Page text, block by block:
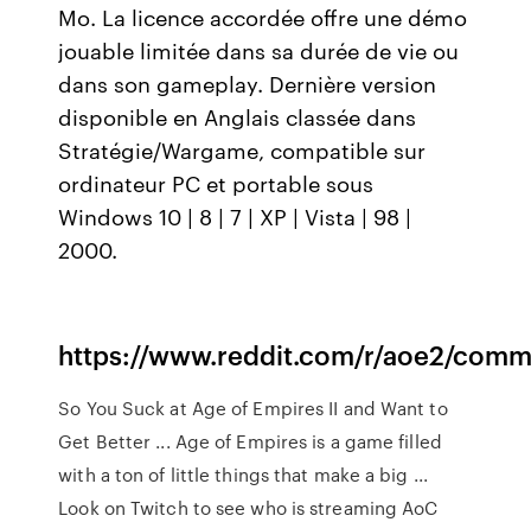
Mo. La licence accordée offre une démo
jouable limitée dans sa durée de vie ou
dans son gameplay. Dernière version
disponible en Anglais classée dans
Stratégie/Wargame, compatible sur
ordinateur PC et portable sous
Windows 10 | 8 | 7 | XP | Vista | 98 |
2000.
https://www.reddit.com/r/aoe2/
So You Suck at Age of Empires II and Want to
Get Better ... Age of Empires is a game filled
with a ton of little things that make a big ...
Look on Twitch to see who is streaming AoC